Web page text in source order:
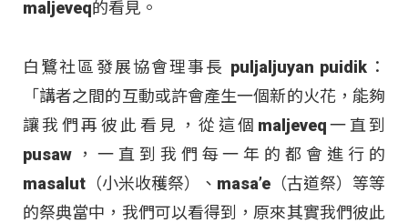
maljeveq的看見。
白鷺社區發展協會理事長 puljaljuyan puidik：
「講者之間的互動或許會產生一個新的火花，能夠
讓我們再彼此看見，從這個maljeveq一直到
pusaw，一直到我們每一年的都會進行的
masalut（小米收穫祭）、masa’e（古道祭）等等
的祭典當中，我們可以看得到，原來其實我們彼此